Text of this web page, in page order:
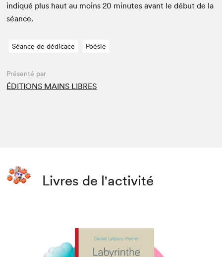
indiqué plus haut au moins20 min­utes avant le début de la
séance.
Séance de dédicace Poésie
Présenté par
ÉDITIONS MAINS LIBRES
Livres de l'activité